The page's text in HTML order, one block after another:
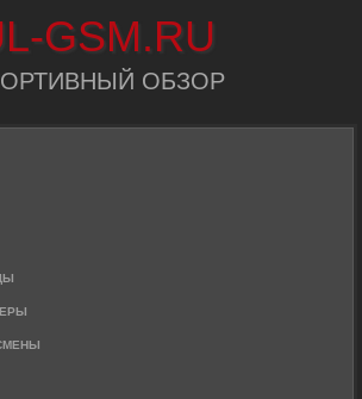
GSM.RU
ОБЗОР